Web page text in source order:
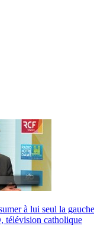
à lui seul la
télévision catholique